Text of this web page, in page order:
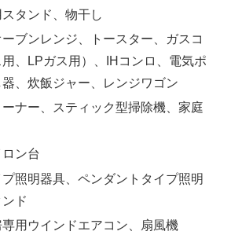
タンド、物干し
ブンレンジ、トースター、ガスコ
、LPガス用）、IHコンロ、電気ポ
、炊飯ジャー、レンジワゴン
ナー、スティック型掃除機、家庭
ン台
照明器具、ペンダントタイプ照明
ド
用ウインドエアコン、扇風機